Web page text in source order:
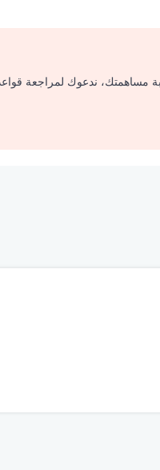
مساهمتك، ندعوك لمراجعة